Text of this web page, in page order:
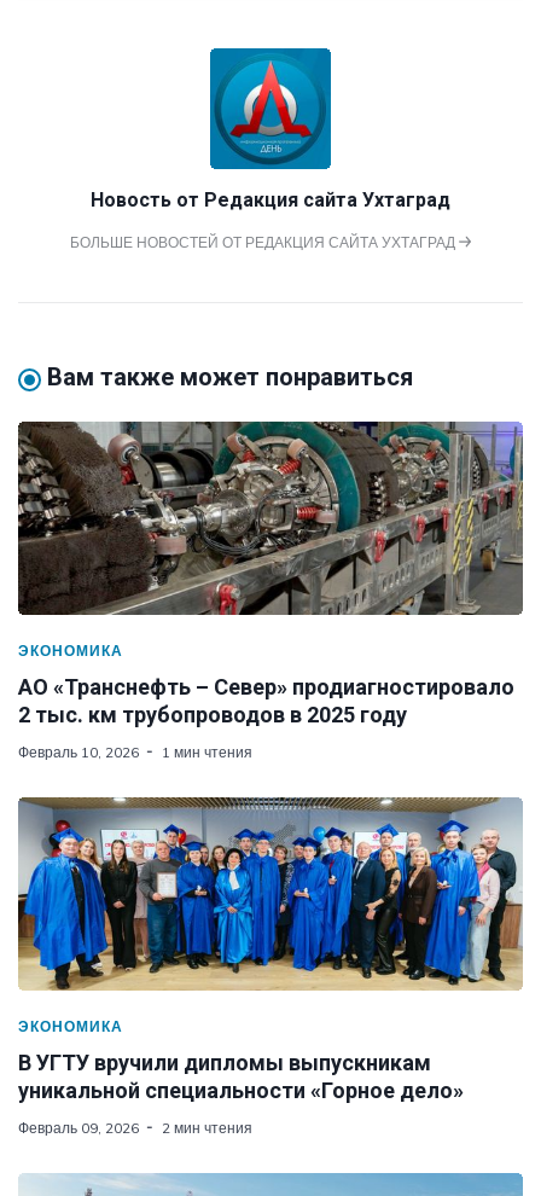
Новость от Редакция сайта Ухтаград
БОЛЬШЕ НОВОСТЕЙ ОТ РЕДАКЦИЯ САЙТА УХТАГРАД
Вам также может понравиться
ЭКОНОМИКА
АО «Транснефть – Север» продиагностировало
2 тыс. км трубопроводов в 2025 году
Февраль 10, 2026 1 мин чтения
ЭКОНОМИКА
В УГТУ вручили дипломы выпускникам
уникальной специальности «Горное дело»
Февраль 09, 2026 2 мин чтения